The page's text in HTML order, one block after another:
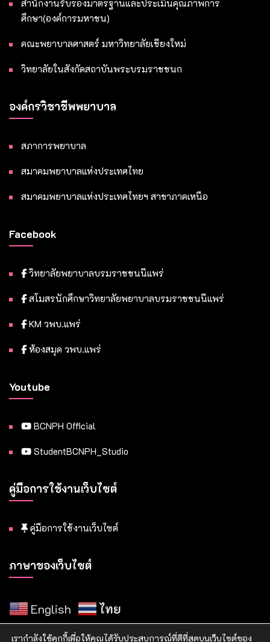
สำนักงานรับรองมาตรฐานและประเมินคุณภาพการ
ศึกษา(องค์การมหาชน)
คณะพยาบาลศาสตร์ มหาวิทยาลัยเชียงใหม่
วิทยาลัยในสังกัดสถาบันพระบรมราชชนก
องค์กรวิชาชีพพยาบาล
สภาการพยาบาล
สมาคมพยาบาลแห่งประเทศไทย
สมาคมพยาบาลแห่งประเทศไทยฯ สาขาภาคเหนือ
Facebook
วิทยาลัยพยาบาลบรมราชชนนีแพร่
สโมสรนักศึกษาวิทยาลัยพยาบาลบรมราชชนนีแพร่
KM วพบ.แพร่
ห้องสมุด วพบ.แพร่
Youtube
BCNPH Official
StudentBCNPH_Studio
คู่มือการใช้งานเว็บไซต์
คู่มือการใช้งานเว็บไซต์
ภาษาของเว็บไซต์
English ไทย
เรากำลังใช้คุกกี้เพื่อให้คุณได้รับประสบการณ์ที่ดีที่สุดบนเว็บไซต์ของ